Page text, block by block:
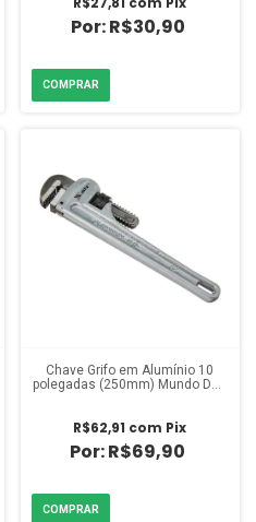
R$30,90
Chave Grifo em Alumínio 10
polegadas (250mm) Mundo Das
R$69,90
R$62,91 com Pix